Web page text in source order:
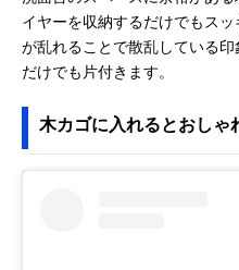
イヤーを収納するだけでもス
が乱れることで散乱している
だけでも片付きます。
木カゴに入れるとおしゃ